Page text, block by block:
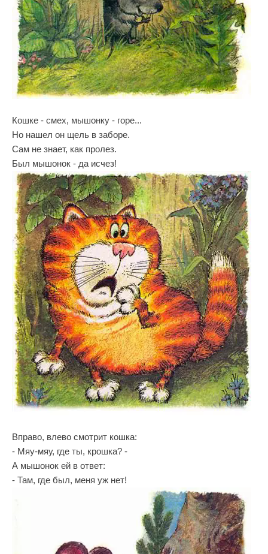
Кошке - смех, мышонку - горе...
Но нашел он щель в заборе.
Сам не знает, как пролез.
Был мышонок - да исчез!
Вправо, влево смотрит кошка:
- Мяу-мяу, где ты, крошка? -
А мышонок ей в ответ:
- Там, где был, меня уж нет!